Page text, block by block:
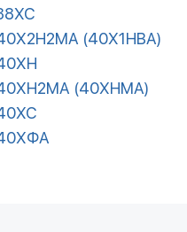
(40Х1НВА)
(40ХНМА)